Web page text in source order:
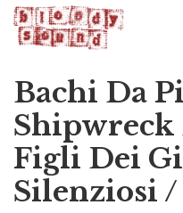
Bachi Da
Shipwreck
Figli Dei
Silenziosi /